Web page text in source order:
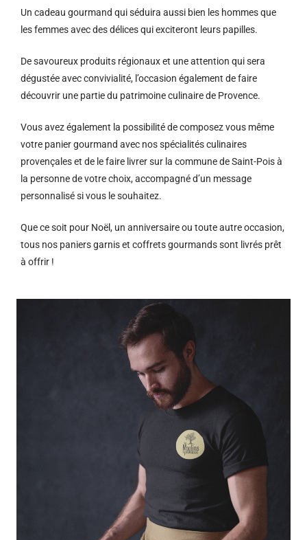
Un cadeau gourmand qui séduira aussi bien les hommes que
les femmes avec des délices qui exciteront leurs papilles.
De savoureux produits régionaux et une attention qui sera
dégustée avec convivialité, l’occasion également de faire
découvrir une partie du patrimoine culinaire de Provence.
Vous avez également la possibilité de composez vous même
votre panier gourmand avec nos spécialités culinaires
provençales et de le faire livrer sur la commune de Saint-Pois à
la personne de votre choix, accompagné d’un message
personnalisé si vous le souhaitez.
Que ce soit pour Noël, un anniversaire ou toute autre occasion,
tous nos paniers garnis et coffrets gourmands sont livrés prêt
à offrir !